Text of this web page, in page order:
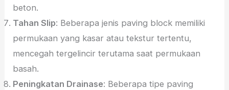
beton.
Tahan Slip: Beberapa jenis paving block memiliki
permukaan yang kasar atau tekstur tertentu,
mencegah tergelincir terutama saat permukaan
basah.
Peningkatan Drainase: Beberapa tipe paving